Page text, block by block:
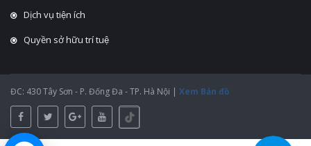
Dịch vụ tiện ích
Quyền sở hữu trí tuệ
ĐC: 430 Tây Sơn - P. Đống Đa - TP. Hà Nội | Xem Bản đồ